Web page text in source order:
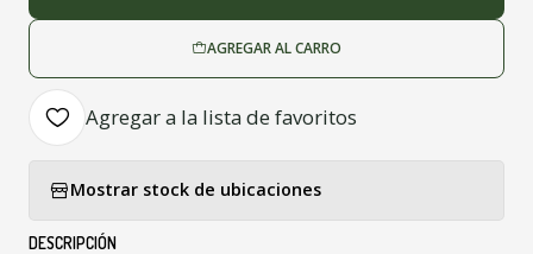
AGREGAR AL CARRO
Agregar a la lista de favoritos
Mostrar stock de ubicaciones
DESCRIPCIÓN